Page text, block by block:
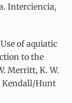
Interciencia,
of aquiatic
to the
Merritt, K. W.
Kendall/Hunt